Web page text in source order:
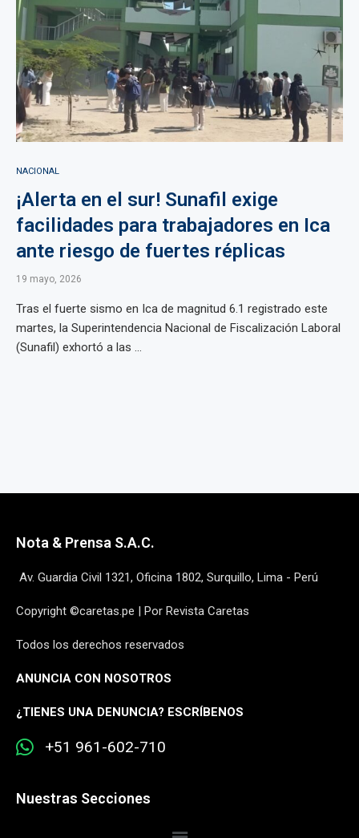
NACIONAL
¡Alerta en el sur! Sunafil exige
facilidades para trabajadores en Ica
ante riesgo de fuertes réplicas
19 mayo, 2026
Tras el fuerte sismo en Ica de magnitud 6.1 registrado este
martes, la Superintendencia Nacional de Fiscalización Laboral
(Sunafil) exhortó a las ...
Nota & Prensa S.A.C.
Av. Guardia Civil 1321, Oficina 1802, Surquillo, Lima - Perú
Copyright ©caretas.pe | Por Revista Caretas
Todos los derechos reservados
ANUNCIA CON NOSOTROS
¿TIENES UNA DENUNCIA? ESCRÍBENOS
+51 961-602-710
Nuestras Secciones